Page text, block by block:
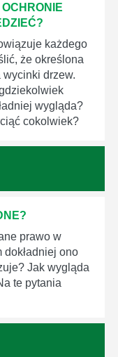
każdego
że określona
wycinki drzew.
wygląda?
cokolwiek?
prawo w
ono
Jak wygląda
te pytania